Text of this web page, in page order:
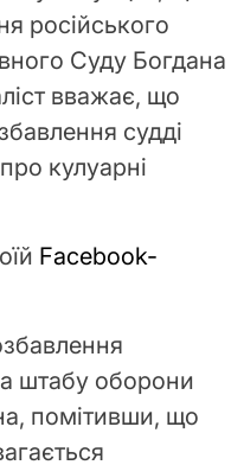
російського
Суду Богдана
вважає, що
судді
кулуарні
Facebook-
штабу оборони
помітивши, що